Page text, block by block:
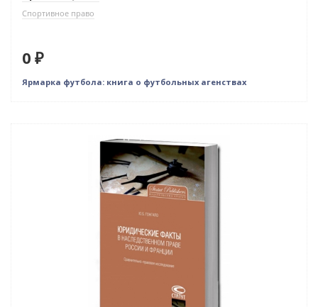
Спортивное право
0 ₽
Ярмарка футбола: книга о футбольных агенствах